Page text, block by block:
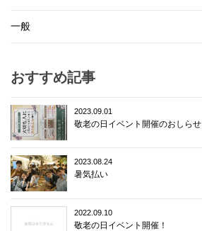
一般
おすすめ記事
2023.09.01
敬老の日イベント開催のおしらせ
2023.08.24
暑気払い
2022.09.10
敬老の日イベント開催！